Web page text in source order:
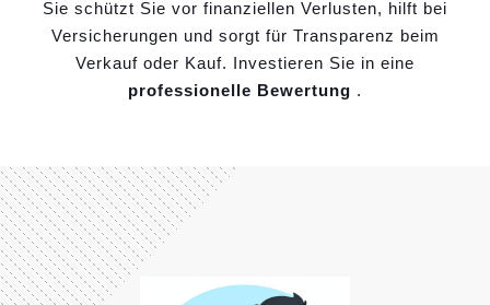
Sie schützt Sie vor finanziellen Verlusten, hilft bei
Versicherungen und sorgt für Transparenz beim
Verkauf oder Kauf. Investieren Sie in eine
professionelle Bewertung .